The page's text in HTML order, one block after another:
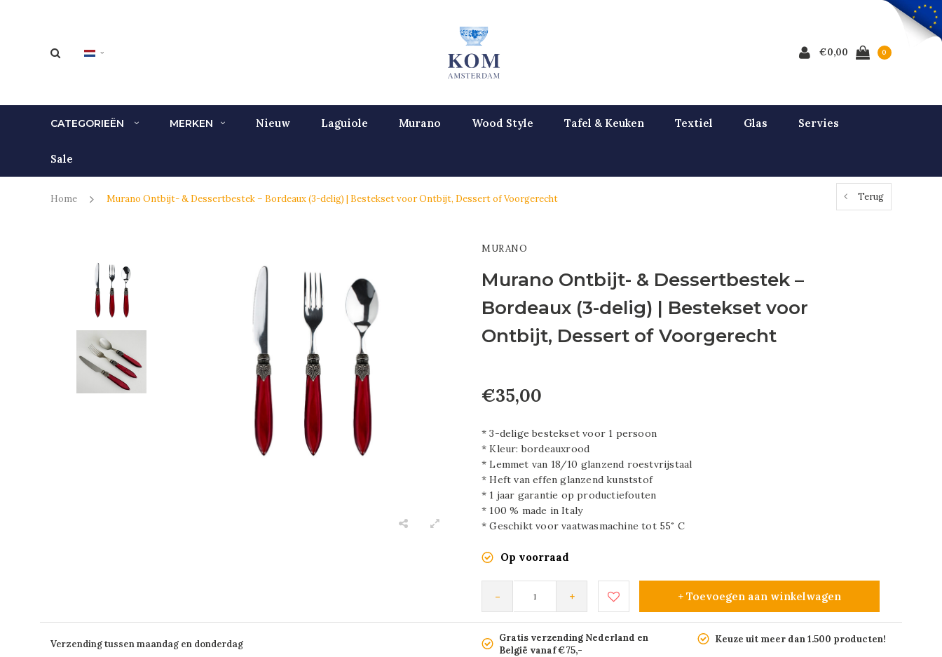
€0,00 0
CATEGORIEËN MERKEN Nieuw Laguiole Murano Wood Style Tafel & Keuken Textiel Glas Servies
Sale
Home Murano Ontbijt- & Dessertbestek – Bordeaux (3-delig) | Bestekset voor Ontbijt, Dessert of Voorgerecht Terug
MURANO
Murano Ontbijt- & Dessertbestek –
Bordeaux (3-delig) | Bestekset voor
Ontbijt, Dessert of Voorgerecht
€35,00
* 3-delige bestekset voor 1 persoon
* Kleur: bordeauxrood
* Lemmet van 18/10 glanzend roestvrijstaal
* Heft van effen glanzend kunststof
* 1 jaar garantie op productiefouten
* 100 % made in Italy
* Geschikt voor vaatwasmachine tot 55˚ C
Op voorraad
- + + Toevoegen aan winkelwagen
Verzending tussen maandag en donderdag
Gratis verzending Nederland en
België vanaf €75,-
Keuze uit meer dan 1.500 producten!